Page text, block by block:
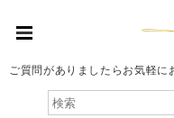
ご質問がありましたらお気軽に